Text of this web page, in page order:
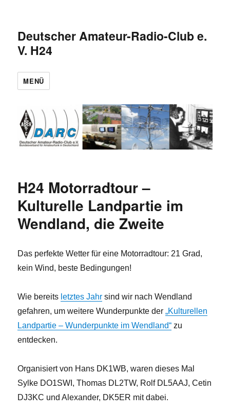
Deutscher Amateur-Radio-Club e.
V. H24
MENÜ
H24 Motorradtour –
Kulturelle Landpartie im
Wendland, die Zweite
Das perfekte Wetter für eine Motorradtour: 21 Grad,
kein Wind, beste Bedingungen!
Wie bereits letztes Jahr sind wir nach Wendland
gefahren, um weitere Wunderpunkte der„Kulturellen
Landpartie – Wunderpunkte im Wendland“ zu
entdecken.
Organisiert von Hans DK1WB, waren dieses Mal
Sylke DO1SWI, Thomas DL2TW, Rolf DL5AAJ, Cetin
DJ3KC und Alexander, DK5ER mit dabei.